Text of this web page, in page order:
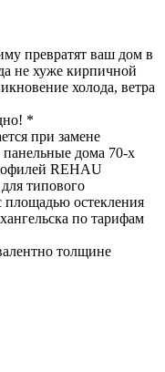
превратят ваш дом в
не хуже кирпичной
холода, ветра
*
при замене
дома 70-х
REHAU
типового
площадью остекления
по тарифам
толщине